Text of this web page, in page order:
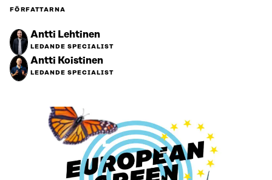
FÖRFATTARNA
Antti Lehtinen
LEDANDE SPECIALIST
Antti Koistinen
LEDANDE SPECIALIST